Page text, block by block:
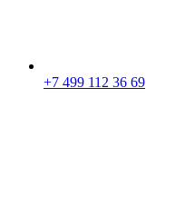
+7 499 112 36 69